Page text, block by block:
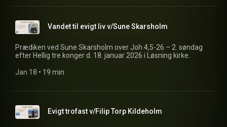
Vandet til evigt liv v/Sune Skarsholm
Prædiken ved Sune Skarsholm over Joh 4,5-26 – 2. søndag
efter Hellig tre konger d. 18. januar 2026 i Løsning kirke.
Jan 18 • 19 min
Evigt trofast v/Filip Torp Kildeholm